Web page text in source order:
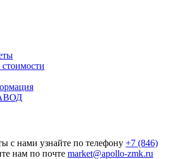
с нами узнайте по телефону +7 (846)
нам по почте market@apollo-zmk.ru